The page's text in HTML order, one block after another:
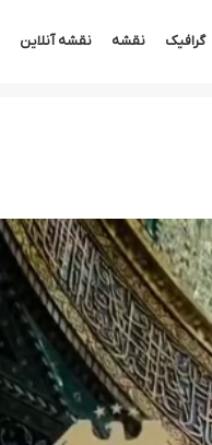
گرافیک نقشه نقشه آنلاین